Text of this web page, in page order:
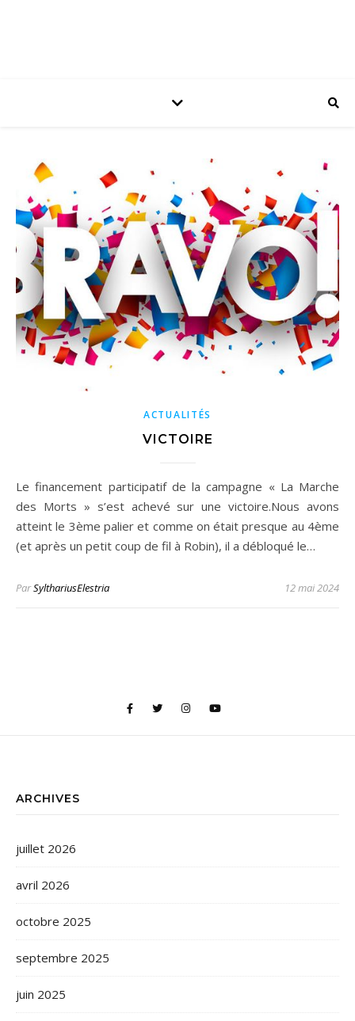
ACTUALITÉS
VICTOIRE
Le financement participatif de la campagne « La Marche
des Morts » s’est achevé sur une victoire.Nous avons
atteint le 3ème palier et comme on était presque au 4ème
(et après un petit coup de fil à Robin), il a débloqué le…
ParSylthariusElestria 12 mai 2024
ARCHIVES
juillet 2026
avril 2026
octobre 2025
septembre 2025
juin 2025